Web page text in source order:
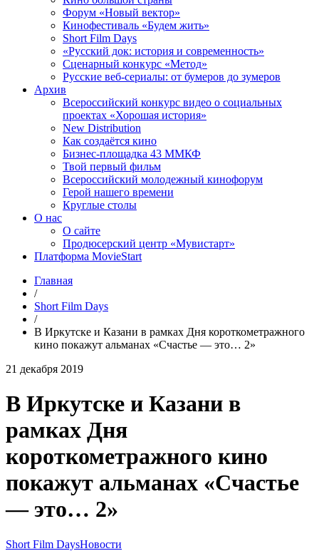
Форум «Новый вектор»
Кинофестиваль «Будем жить»
Short Film Days
«Русский док: история и современность»
Сценарный конкурс «Метод»
Русские веб-сериалы: от бумеров до зумеров
Архив
Всероссийский конкурс видео о социальных
проектах «Хорошая история»
New Distribution
Как создаётся кино
Бизнес-площадка 43 ММКФ
Твой первый фильм
Всероссийский молодежный кинофорум
Герой нашего времени
Круглые столы
О нас
О сайте
Продюсерский центр «Мувистарт»
Платформа MovieStart
Главная
/
Short Film Days
/
В Иркутске и Казани в рамках Дня короткометражного
кино покажут альманах «Счастье — это… 2»
21 декабря 2019
В Иркутске и Казани в
рамках Дня
короткометражного кино
покажут альманах «Счастье
— это… 2»
Short Film DaysНовости